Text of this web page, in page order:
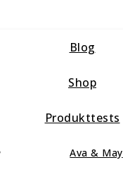
Blog
Shop
Produkttests
Ava & May